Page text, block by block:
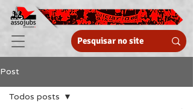
Post
Todos posts